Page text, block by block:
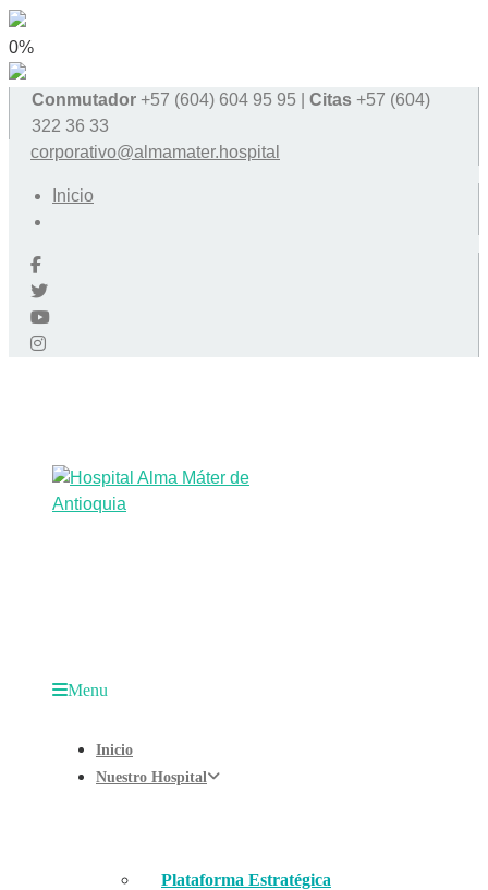
0%
Conmutador +57 (604) 604 95 95 | Citas +57 (604)
322 36 33
corporativo@almamater.hospital
Inicio
Menu
Inicio
Nuestro Hospital
Plataforma Estratégica